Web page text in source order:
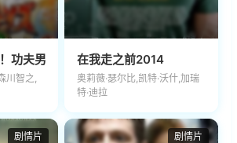
功夫男孩～拉面大乱～
川智之,
在我走之前2014
奥莉薇·瑟尔比,凯特·沃什,加瑞
特·迪拉
剧情片 剧情片